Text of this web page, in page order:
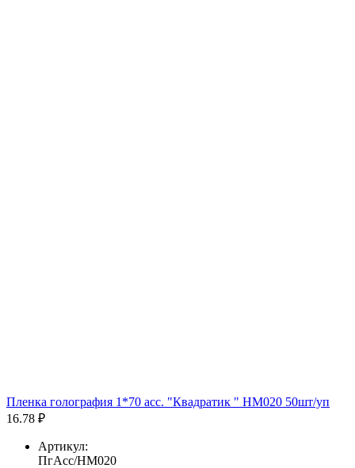
Пленка голография 1*70 асс. "Квадратик " HM020 50шт/уп
16.78 ₽
Артикул:
ПгАсс/HM020